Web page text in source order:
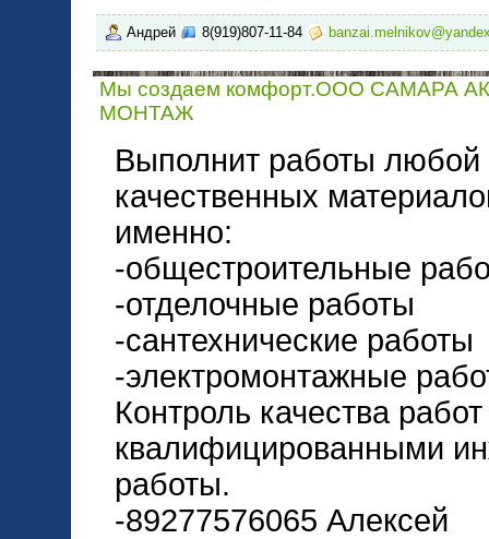
Андрей 8(919)807-11-84
Мы создаем комфорт.ООО САМАРА
МОНТАЖ
Выполнит работы любой
качественных
именно:
-общестроительные
-отделочные работы
-сантехнические работы
-электромонтажные
Контроль качества
квалифицированными
работы.
-89277576065 Алексей